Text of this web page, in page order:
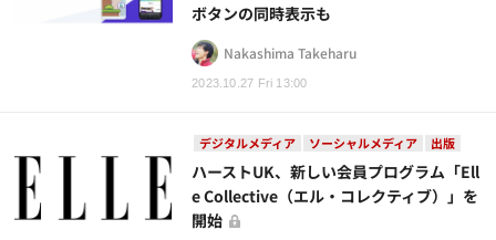
2023.10.27 Fri 13:00
ボタンの同時表示も
Nakashima Takeharu
デジタルメディア ソーシャルメディア 出版
ハーストUK、新しい会員プログラム「Ell
e Collective（エル・コレクティブ）」を
開始